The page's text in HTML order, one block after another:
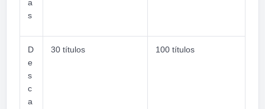
a
s
D
e
s
c
a
30 títulos 100 títulos